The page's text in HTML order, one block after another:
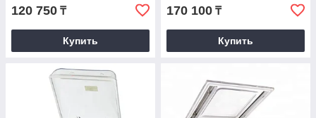
120 750 ₸
Купить
170 100 ₸
Купить